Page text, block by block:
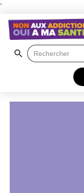
"
Search
for:
Search Button